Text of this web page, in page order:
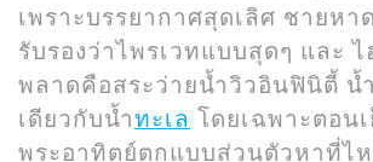
เพราะบรรยากาศสุดเลิศ ชายหา
รับรองว่าไพรเวทแบบสุดๆ และ
พลาดคือสระว่ายน้ำวิวอินฟินิตี้ น้
เดียวกับน้ำทะเล โดยเฉพาะตอน
พระอาทิตย์ตกแบบส่วนตัวหาที่ไ